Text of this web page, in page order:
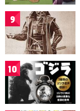
9
10